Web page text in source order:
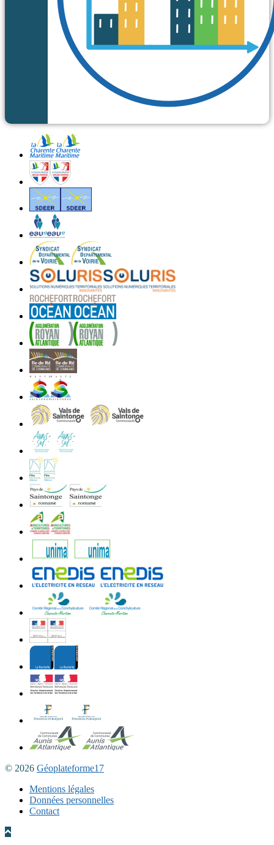
© 2026 Géoplateforme17
Mentions légales
Données personnelles
Contact